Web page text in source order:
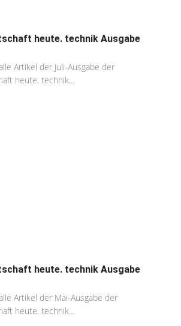
heute. technik Ausgabe
Artikel der Juli-Ausgabe der
heute. technik...
heute. technik Ausgabe
Artikel der Mai-Ausgabe der
heute. technik...